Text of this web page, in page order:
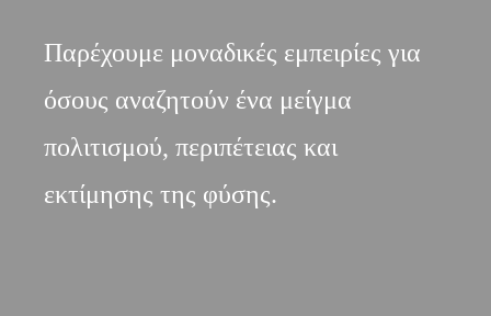
Παρέχουμε μοναδικές εμπειρίες για
όσους αναζητούν ένα μείγμα
πολιτισμού, περιπέτειας και
εκτίμησης της φύσης.